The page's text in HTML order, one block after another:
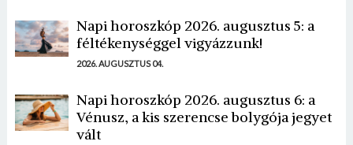
Napi horoszkóp 2026. augusztus 5: a
féltékenységgel vigyázzunk!
2026. AUGUSZTUS 04.
Napi horoszkóp 2026. augusztus 6: a
Vénusz, a kis szerencse bolygója jegyet
vált